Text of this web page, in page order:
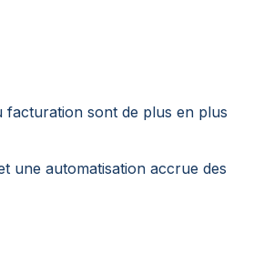
facturation sont de plus en plus
une automatisation accrue des